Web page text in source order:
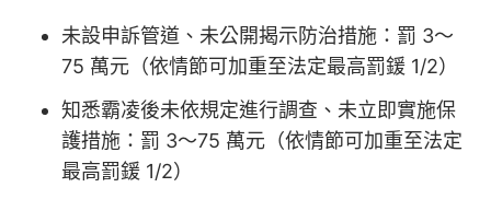
未設申訴管道、未公開揭示防治措施：罰 3～
75 萬元（依情節可加重至法定最高罰鍰 1/2）
知悉霸凌後未依規定進行調查、未立即實施保
護措施：罰 3～75 萬元（依情節可加重至法定
最高罰鍰 1/2）